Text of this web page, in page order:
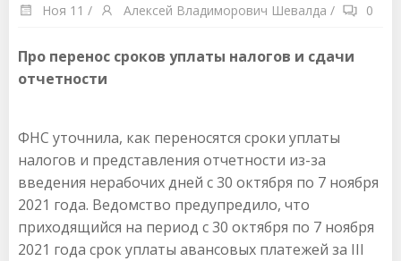
Ноя 11 / Алексей Владиморович Шевалда / 0
Про перенос сроков уплаты налогов и сдачи
отчетности
ФНС уточнила, как переносятся сроки уплаты
налогов и представления отчетности из-за
введения нерабочих дней с 30 октября по 7 ноября
2021 года. Ведомство предупредило, что
приходящийся на период с 30 октября по 7 ноября
2021 года срок уплаты авансовых платежей за III